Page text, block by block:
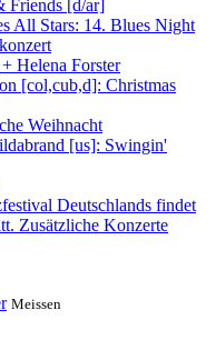
Friends [d/ar]
All Stars: 14. Blues Night
Helena Forster
[col,cub,d]: Christmas
Weihnacht
[us]: Swingin'
Deutschlands findet
Zusätzliche Konzerte
Meissen